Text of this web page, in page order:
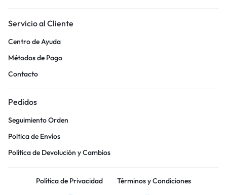
Servicio al Cliente
Centro de Ayuda
Métodos de Pago
Contacto
Pedidos
Seguimiento Orden
Poltica de Envíos
Política de Devolución y Cambios
Política de Privacidad Términos y Condiciones